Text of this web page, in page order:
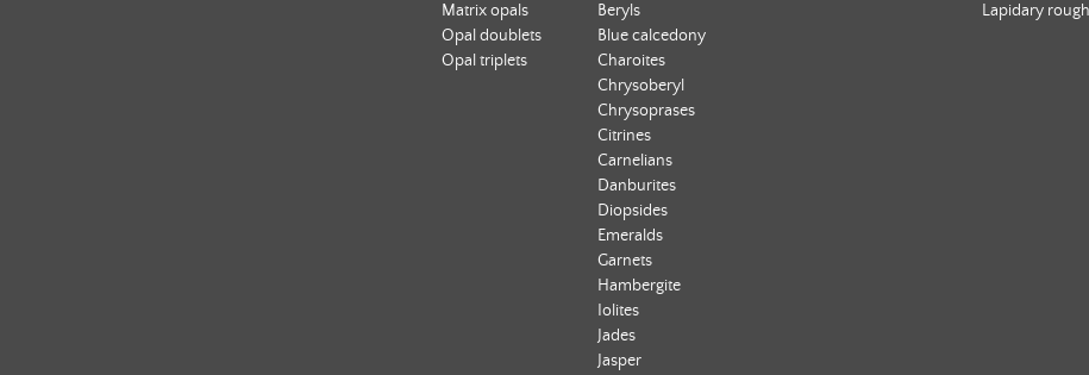
Matrix opals
Opal doublets
Opal triplets
Beryls
Blue calcedony
Charoites
Chrysoberyl
Chrysoprases
Citrines
Carnelians
Danburites
Diopsides
Emeralds
Garnets
Hambergite
Iolites
Jades
Jasper
Lapidary rough